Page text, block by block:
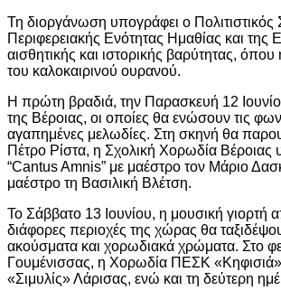
Τη διοργάνωση υπογράφει ο Πολιτιστικός
Περιφερειακής Ενότητας Ημαθίας και
αισθητικής και ιστορικής βαρύτητας,
του καλοκαιρινού ουρανού.
Η πρώτη βραδιά, την Παρασκευή 12
της Βέροιας, οι οποίες θα ενώσουν τις
αγαπημένες μελωδίες. Στη σκηνή θα
Πέτρο Ρίστα, η Σχολική Χορωδία
“Cantus Amnis” με μαέστρο τον Μάριο
μαέστρο τη Βασιλική Βλέτση.
Το Σάββατο 13 Ιουνίου, η μουσική
διάφορες περιοχές της χώρας θα
ακούσματα και χορωδιακά χρώματα. Στο
Γουμένισσας, η Χορωδία ΠΕΣΚ
«Σιμυλίς» Λάρισας, ενώ και τη δεύτερη